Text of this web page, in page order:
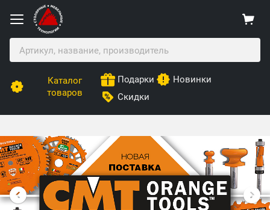
Каталог
товаров
Подарки
Новинки
Скидки
Столярные Мебельные Технологии